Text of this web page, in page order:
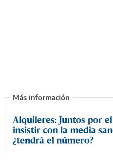
Alquileres: Juntos por
insistir con la media
¿tendrá el número?